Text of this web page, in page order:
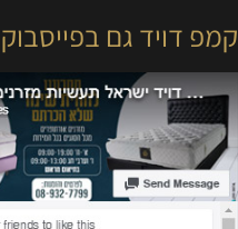
קמפ דויד גם בפייסבוק